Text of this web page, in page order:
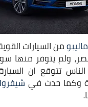
من السيارات
تتوقع ان
وكما حدث في